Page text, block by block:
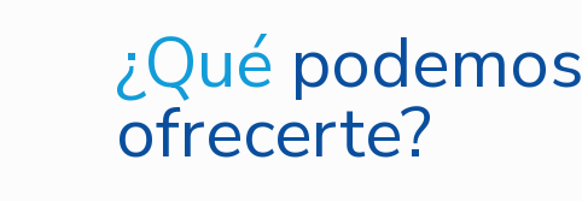
¿Qué podemos
ofrecerte?